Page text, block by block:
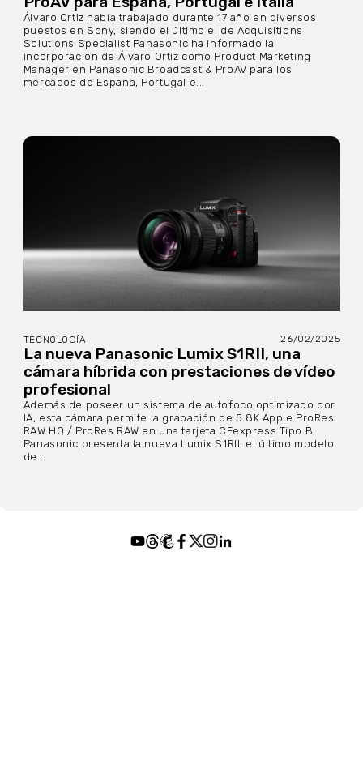
Álvaro Ortiz había trabajado durante 17 año en diversos
puestos en Sony, siendo el último el de Acquisitions
Solutions Specialist Panasonic ha informado la
incorporación de Álvaro Ortiz como Product Marketing
Manager en Panasonic Broadcast & ProAV para los
mercados de España, Portugal e...
TECNOLOGÍA 26/02/2025
La nueva Panasonic Lumix S1RII, una
cámara híbrida con prestaciones de vídeo
profesional
Además de poseer un sistema de autofoco optimizado por
IA, esta cámara permite la grabación de 5.8K Apple ProRes
RAW HQ / ProRes RAW en una tarjeta CFexpress Tipo B
Panasonic presenta la nueva Lumix S1RII, el último modelo
de...